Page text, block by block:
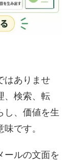
はありませ
、検索、転
し、価値を生
です。
ールの文面を